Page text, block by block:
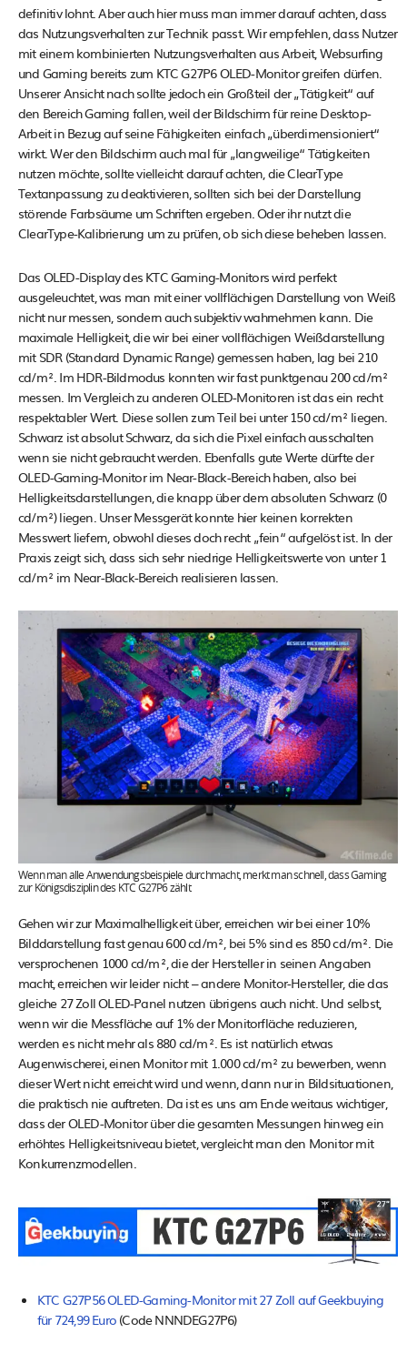
definitiv lohnt. Aber auch hier muss man immer darauf achten, dass
das Nutzungsverhalten zur Technik passt. Wir empfehlen, dass Nutzer
mit einem kombinierten Nutzungsverhalten aus Arbeit, Websurfing
und Gaming bereits zum KTC G27P6 OLED-Monitor greifen dürfen.
Unserer Ansicht nach sollte jedoch ein Großteil der „Tätigkeit“ auf
den Bereich Gaming fallen, weil der Bildschirm für reine Desktop-
Arbeit in Bezug auf seine Fähigkeiten einfach „überdimensioniert“
wirkt. Wer den Bildschirm auch mal für „langweilige“ Tätigkeiten
nutzen möchte, sollte vielleicht darauf achten, die ClearType
Textanpassung zu deaktivieren, sollten sich bei der Darstellung
störende Farbsäume um Schriften ergeben. Oder ihr nutzt die
ClearType-Kalibrierung um zu prüfen, ob sich diese beheben lassen.
Das OLED-Display des KTC Gaming-Monitors wird perfekt
ausgeleuchtet, was man mit einer vollflächigen Darstellung von Weiß
nicht nur messen, sondern auch subjektiv wahrnehmen kann. Die
maximale Helligkeit, die wir bei einer vollflächigen Weißdarstellung
mit SDR (Standard Dynamic Range) gemessen haben, lag bei 210
cd/m². Im HDR-Bildmodus konnten wir fast punktgenau 200 cd/m²
messen. Im Vergleich zu anderen OLED-Monitoren ist das ein recht
respektabler Wert. Diese sollen zum Teil bei unter 150 cd/m² liegen.
Schwarz ist absolut Schwarz, da sich die Pixel einfach ausschalten
wenn sie nicht gebraucht werden. Ebenfalls gute Werte dürfte der
OLED-Gaming-Monitor im Near-Black-Bereich haben, also bei
Helligkeitsdarstellungen, die knapp über dem absoluten Schwarz (0
cd/m²) liegen. Unser Messgerät konnte hier keinen korrekten
Messwert liefern, obwohl dieses doch recht „fein“ aufgelöst ist. In der
Praxis zeigt sich, dass sich sehr niedrige Helligkeitswerte von unter 1
cd/m² im Near-Black-Bereich realisieren lassen.
Wenn man alle Anwendungsbeispiele durchmacht, merkt man schnell, dass Gaming
zur Königsdisziplin des KTC G27P6 zählt
Gehen wir zur Maximalhelligkeit über, erreichen wir bei einer 10%
Bilddarstellung fast genau 600 cd/m², bei 5% sind es 850 cd/m². Die
versprochenen 1000 cd/m², die der Hersteller in seinen Angaben
macht, erreichen wir leider nicht – andere Monitor-Hersteller, die das
gleiche 27 Zoll OLED-Panel nutzen übrigens auch nicht. Und selbst,
wenn wir die Messfläche auf 1% der Monitorfläche reduzieren,
werden es nicht mehr als 880 cd/m². Es ist natürlich etwas
Augenwischerei, einen Monitor mit 1.000 cd/m² zu bewerben, wenn
dieser Wert nicht erreicht wird und wenn, dann nur in Bildsituationen,
die praktisch nie auftreten. Da ist es uns am Ende weitaus wichtiger,
dass der OLED-Monitor über die gesamten Messungen hinweg ein
erhöhtes Helligkeitsniveau bietet, vergleicht man den Monitor mit
Konkurrenzmodellen.
KTC G27P56 OLED-Gaming-Monitor mit 27 Zoll auf Geekbuying
für 724,99 Euro (Code NNNDEG27P6)